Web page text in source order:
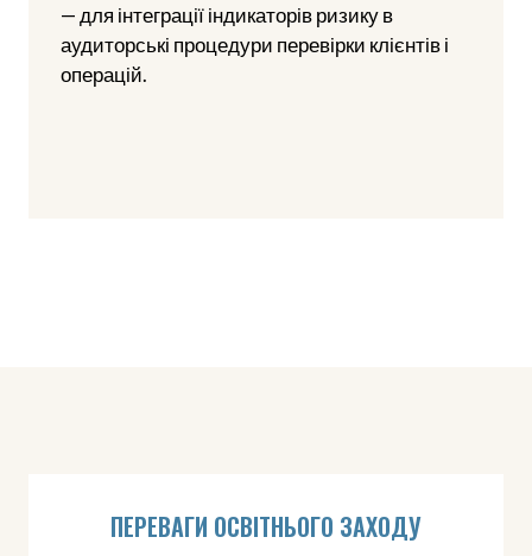
— для інтеграції індикаторів ризику в
аудиторські процедури перевірки клієнтів і
операцій.
ПЕРЕВАГИ ОСВІТНЬОГО ЗАХОДУ